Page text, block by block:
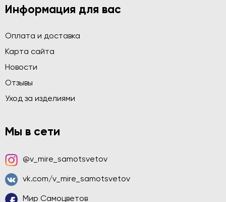
Информация для вас
Оплата и доставка
Карта сайта
Новости
Отзывы
Уход за изделиями
Мы в сети
@v_mire_samotsvetov
vk.com/v_mire_samotsvetov
Мир Самоцветов